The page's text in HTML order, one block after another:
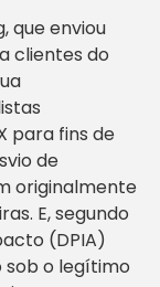
que enviou
clientes do
para fins de
de
originalmente
E, segundo
(DPIA)
sob o legítimo